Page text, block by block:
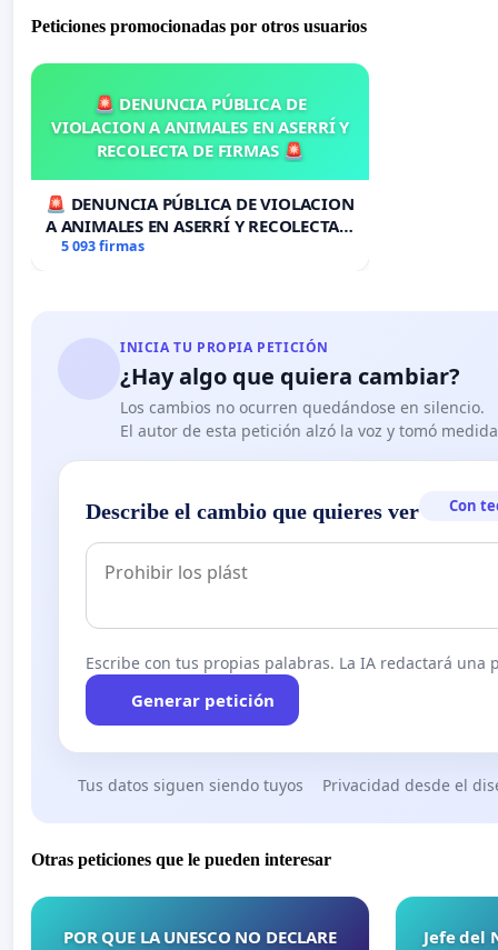
Peticiones promocionadas por otros usuarios
🚨 DENUNCIA PÚBLICA DE
VIOLACION A ANIMALES EN ASERRÍ Y
RECOLECTA DE FIRMAS 🚨
🚨 DENUNCIA PÚBLICA DE VIOLACION
A ANIMALES EN ASERRÍ Y RECOLECTA
DE FIRMAS 🚨
5 093 firmas
INICIA TU PROPIA PETICIÓN
¿Hay algo que quiera cambiar?
Los cambios no ocurren quedándose en silencio.
El autor de esta petición alzó la voz y tomó
Describe el cambio que quieres ver Con
Escribe con tus propias palabras. La IA redactará una
Generar petición
Tus datos siguen siendo tuyos Privacidad desde el
Otras peticiones que le pueden interesar
POR QUE LA UNESCO NO DECLARE
Jefe del